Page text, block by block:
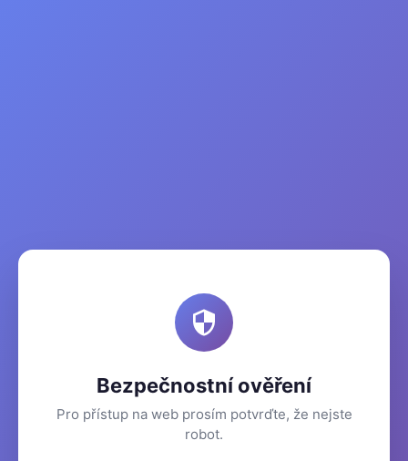
Bezpečnostní ověření
Pro přístup na web prosím potvrďte, že nejste
robot.